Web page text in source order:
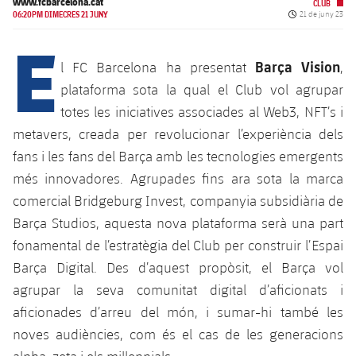
plusicon
més
Instal·lacions
Spotify Camp Nou
Palau Blaugrana
Estadi Johan Cruyff
Barça Cafe
Ciutat Esportiva
La Masia
plusicon
més
Serveis
plusicon
més
SUB12
SUB11 A
SUB11 B
SUB10 B
SUB9 A
SUB9 B
SUB8 A
SUB12 C
SUB11 C
Gameday Shows
Resultats
Classificacions
Jugadors
Fotos
Història
Palmarès
Base
Junior
Cadet B
Infantil A
Infantil B
Mini
Campus Estiu
PLUSICON
MÉS
Primer Equip
plusicon
més
Actualitat
Calendari
Entrades
Resultats
Classificació
Jugadors
Barça Atlètic
plusicon
més
Actualitat
Calendari
Classificació
Jugadors
Base
plusicon
més
Actualitat
Juvenil
Cadet B
PLUSICON
MÉS
Primer equip
plusicon
més
Actualitat
Barça Atlètic
plusicon
més
Actualitat
06:20PM DIMECRES 21 JUNY
CLUB
Data de
21 de juny 23
E l FC Barcelona ha presentat Barça Vision,
plataforma sota la qual el Club vol agrupar
totes les iniciatives associades al Web3, NFT’s i
metavers, creada per revolucionar l’experiència dels
fans i les fans del Barça amb les tecnologies emergents
més innovadores. Agrupades fins ara sota la marca
comercial Bridgeburg Invest, companyia subsidiària de
Barça Studios, aquesta nova plataforma serà una part
fonamental de l’estratègia del Club per construir l’Espai
Barça Digital. Des d’aquest propòsit, el Barça vol
agrupar la seva comunitat digital d’aficionats i
aficionades d’arreu del món, i sumar-hi també les
noves audiències, com és el cas de les generacions